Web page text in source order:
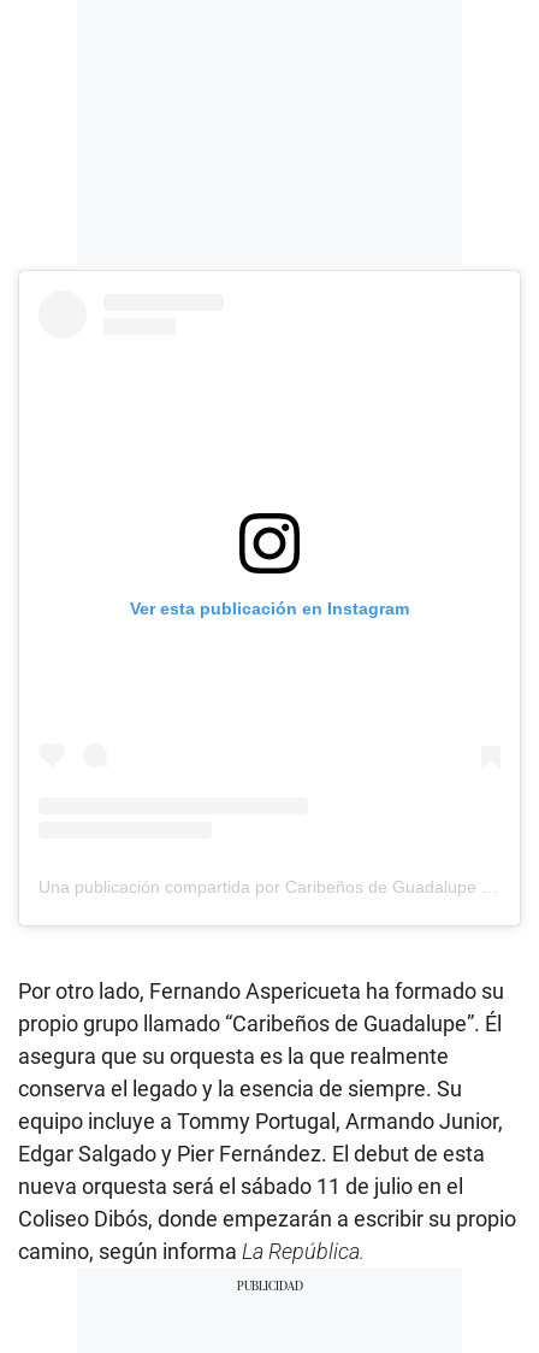
Ver esta publicación en Instagram
Por otro lado, Fernando Aspericueta ha formado su
propio grupo llamado “Caribeños de Guadalupe”. Él
asegura que su orquesta es la que realmente
conserva el legado y la esencia de siempre. Su
equipo incluye a Tommy Portugal, Armando Junior,
Edgar Salgado y Pier Fernández. El debut de esta
nueva orquesta será el sábado 11 de julio en el
Coliseo Dibós, donde empezarán a escribir su propio
camino, según informa La República.